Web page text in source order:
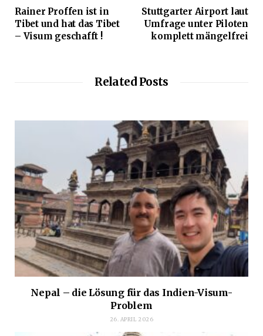
Rainer Proffen ist in
Tibet und hat das Tibet
– Visum geschafft !
Stuttgarter Airport laut
Umfrage unter Piloten
komplett mängelfrei
Related Posts
Nepal – die Lösung für das Indien-Visum-
Problem
26. APRIL 2026